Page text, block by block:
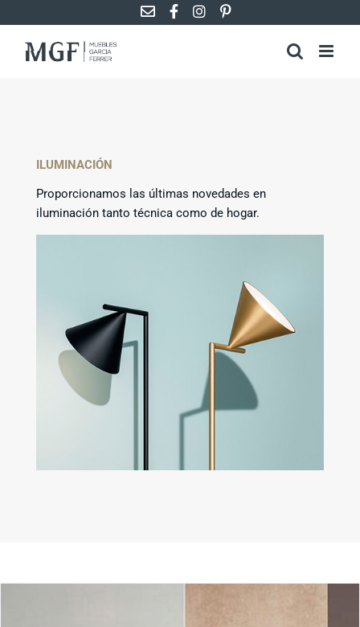
al
contenido
ILUMINACIÓN
Proporcionamos las últimas novedades en
iluminación tanto técnica como de hogar.